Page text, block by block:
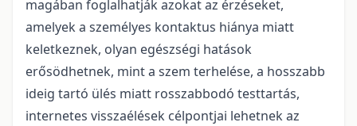
magában foglalhatják azokat az érzéseket,
amelyek a személyes kontaktus hiánya miatt
keletkeznek, olyan egészségi hatások
erősödhetnek, mint a szem terhelése, a hosszabb
ideig tartó ülés miatt rosszabbodó testtartás,
internetes visszaélések célpontjai lehetnek az